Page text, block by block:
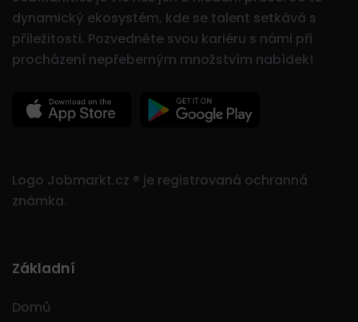
dynamický ekosystém, kde se talent setkává s
příležitostí. Pozvedněte svou kariéru s námi při
procházení nepřeberným množstvím nabídek!
Logo Jobmarkt.cz ® je registrovaná ochranná
známka.
Základní
Domů